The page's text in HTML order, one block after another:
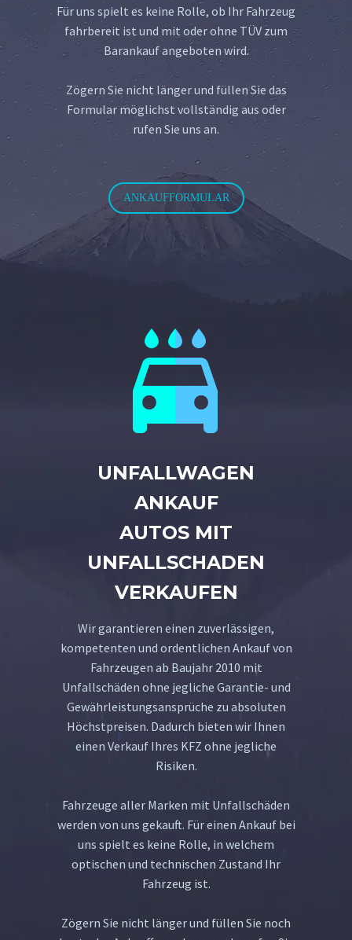
Für uns spielt es keine Rolle, ob Ihr Fahrzeug
fahrbereit ist und mit oder ohne TÜV zum
Barankauf angeboten wird.
Zögern Sie nicht länger und füllen Sie das
Formular möglichst vollständig aus oder
rufen Sie uns an.
ANKAUFFORMULAR


UNFALLWAGEN
ANKAUF
AUTOS MIT
UNFALLSCHADEN
VERKAUFEN
Wir garantieren einen zuverlässigen,
kompetenten und ordentlichen Ankauf von
Fahrzeugen ab Baujahr 2010 mit
Unfallschäden ohne jegliche Garantie- und
Gewährleistungsansprüche zu absoluten
Höchstpreisen. Dadurch bieten wir Ihnen
einen Verkauf Ihres KFZ ohne jegliche
Risiken.
Fahrzeuge aller Marken mit Unfallschäden
werden von uns gekauft. Für einen Ankauf bei
uns spielt es keine Rolle, in welchem
optischen und technischen Zustand Ihr
Fahrzeug ist.
Zögern Sie nicht länger und füllen Sie noch